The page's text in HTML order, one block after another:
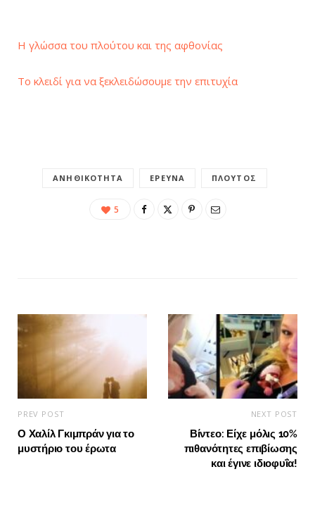
Η γλώσσα του πλούτου και της αφθονίας
Το κλειδί για να ξεκλειδώσουμε την επιτυχία
ΑΝΗΘΙΚΌΤΗΤΑ ΈΡΕΥΝΑ ΠΛΟΎΤΟΣ
5
PREV POST
Ο Χαλίλ Γκιμπράν για το
μυστήριο του έρωτα
NEXT POST
Βίντεο: Είχε μόλις 10%
πιθανότητες επιβίωσης
και έγινε ιδιοφυΐα!